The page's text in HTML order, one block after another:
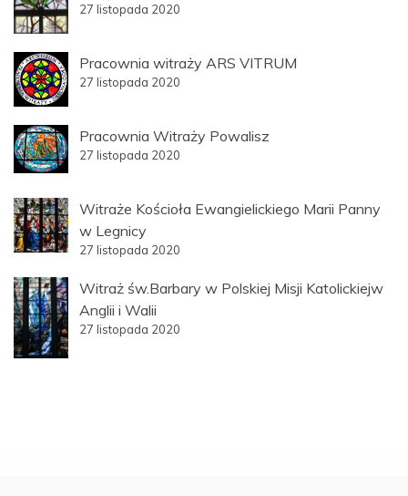
27 listopada 2020
Pracownia witraży ARS VITRUM
27 listopada 2020
Pracownia Witraży Powalisz
27 listopada 2020
Witraże Kościoła Ewangielickiego Marii Panny
w Legnicy
27 listopada 2020
Witraż św.Barbary w Polskiej Misji Katolickiejw
Anglii i Walii
27 listopada 2020